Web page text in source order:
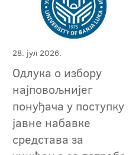
28. јул 2026.
Oдлука о избору
најповољнијег
понуђача у поступку
јавне набавке
средстава за